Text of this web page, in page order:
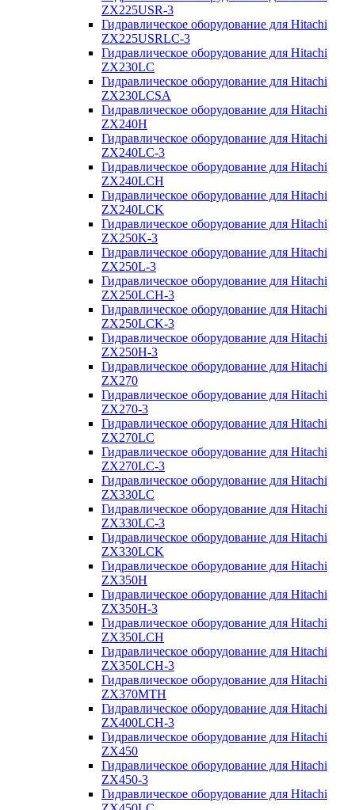
ZX225USR-3
Гидравлическое оборудование для Hitachi
ZX225USRLC-3
Гидравлическое оборудование для Hitachi
ZX230LC
Гидравлическое оборудование для Hitachi
ZX230LCSA
Гидравлическое оборудование для Hitachi
ZX240H
Гидравлическое оборудование для Hitachi
ZX240LC-3
Гидравлическое оборудование для Hitachi
ZX240LCH
Гидравлическое оборудование для Hitachi
ZX240LCK
Гидравлическое оборудование для Hitachi
ZX250K-3
Гидравлическое оборудование для Hitachi
ZX250L-3
Гидравлическое оборудование для Hitachi
ZX250LCH-3
Гидравлическое оборудование для Hitachi
ZX250LCK-3
Гидравлическое оборудование для Hitachi
ZX250Н-3
Гидравлическое оборудование для Hitachi
ZX270
Гидравлическое оборудование для Hitachi
ZX270-3
Гидравлическое оборудование для Hitachi
ZX270LC
Гидравлическое оборудование для Hitachi
ZX270LC-3
Гидравлическое оборудование для Hitachi
ZX330LC
Гидравлическое оборудование для Hitachi
ZX330LC-3
Гидравлическое оборудование для Hitachi
ZX330LCK
Гидравлическое оборудование для Hitachi
ZX350H
Гидравлическое оборудование для Hitachi
ZX350H-3
Гидравлическое оборудование для Hitachi
ZX350LCH
Гидравлическое оборудование для Hitachi
ZX350LCH-3
Гидравлическое оборудование для Hitachi
ZX370MTH
Гидравлическое оборудование для Hitachi
ZX400LCH-3
Гидравлическое оборудование для Hitachi
ZX450
Гидравлическое оборудование для Hitachi
ZX450-3
Гидравлическое оборудование для Hitachi